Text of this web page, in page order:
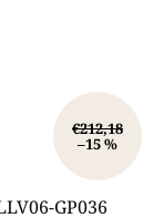
€212,18
–15 %
GP036